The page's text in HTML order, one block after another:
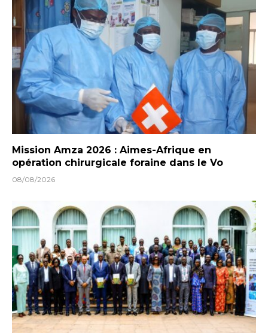
Mission Amza 2026 : Aimes-Afrique en
opération chirurgicale foraine dans le Vo
08/08/2026